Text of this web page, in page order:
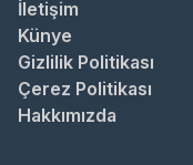
İletişim
Künye
Gizlilik Politikası
Çerez Politikası
Hakkımızda